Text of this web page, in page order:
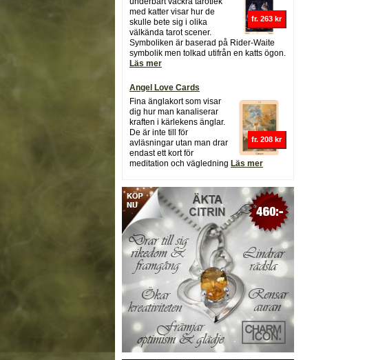
fr. 263 kr
med katter visar hur de
skulle bete sig i olika
välkända tarot scener.
Symboliken är baserad på Rider-Waite
symbolik men tolkad utifrån en katts ögon.
Läs mer
Angel Love Cards
fr. 208 kr
Fina änglakort som visar
dig hur man kanaliserar
kraften i kärlekens änglar.
De är inte till för
avläsningar utan man drar
endast ett kort för
meditation och vägledning Läs mer